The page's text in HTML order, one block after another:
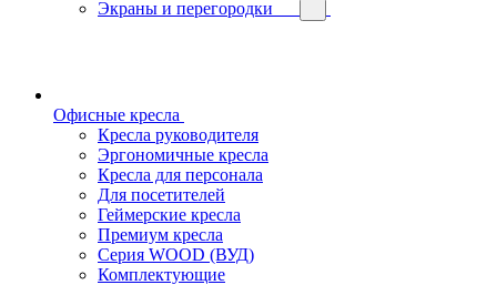
Экраны и перегородки
Офисные кресла
Кресла руководителя
Эргономичные кресла
Кресла для персонала
Для посетителей
Геймерские кресла
Премиум кресла
Серия WOOD (ВУД)
Комплектующие